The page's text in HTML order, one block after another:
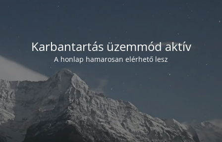
Karbantartás üzemmód aktív
A honlap hamarosan elérhető lesz